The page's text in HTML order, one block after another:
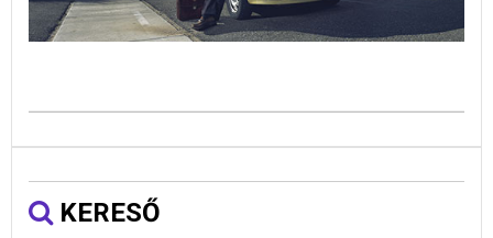
KERESŐ